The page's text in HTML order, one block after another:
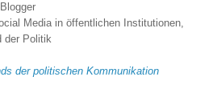
Media in öffentlichen Institutionen,
der Politik
der politischen Kommunikation